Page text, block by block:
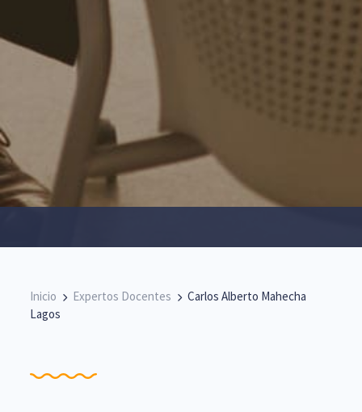
Inicio Expertos Docentes
Carlos Alberto Mahecha
Lagos